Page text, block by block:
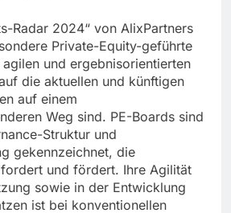
Radar 2024“ von AlixPartners
Private-Equity-geführte
und ergebnisorientierten
die aktuellen und künftigen
auf einem
Weg sind. PE-Boards sind
Struktur und
gekennzeichnet, die
und fördert. Ihre Agilität
sowie in der Entwicklung
ist bei konventionellen